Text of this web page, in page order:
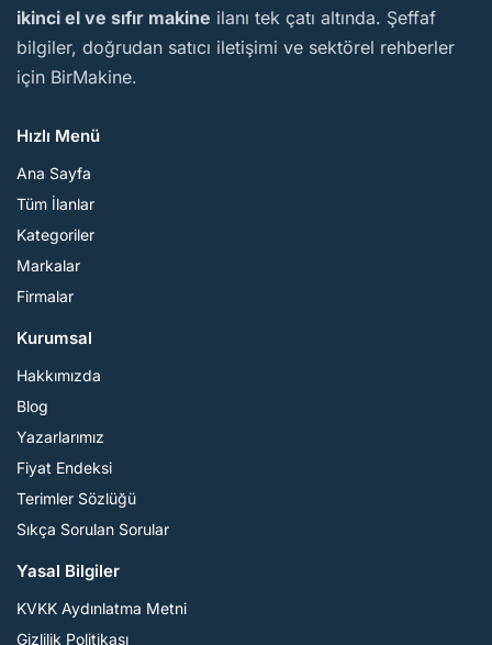
ikinci el ve sıfır makine ilanı tek çatı altında. Şeffaf
bilgiler, doğrudan satıcı iletişimi ve sektörel rehberler
için BirMakine.
Hızlı Menü
Ana Sayfa
Tüm İlanlar
Kategoriler
Markalar
Firmalar
Kurumsal
Hakkımızda
Blog
Yazarlarımız
Fiyat Endeksi
Terimler Sözlüğü
Sıkça Sorulan Sorular
Yasal Bilgiler
KVKK Aydınlatma Metni
Gizlilik Politikası